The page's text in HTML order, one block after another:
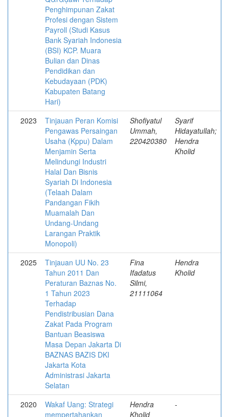
Penghimpunan Zakat
Profesi dengan Sistem
Payroll (Studi Kasus
Bank Syariah Indonesia
(BSI) KCP. Muara
Bulian dan Dinas
Pendidikan dan
Kebudayaan (PDK)
Kabupaten Batang
Hari)
2023
Tinjauan Peran Komisi
Pengawas Persaingan
Usaha (Kppu) Dalam
Menjamin Serta
Melindungi Industri
Halal Dan Bisnis
Syariah Di Indonesia
(Telaah Dalam
Pandangan Fikih
Muamalah Dan
Undang-Undang
Larangan Praktik
Monopoli)
Shofiyatul
Ummah,
220420380
Syarif
Hidayatullah;
Hendra
Kholid
2025
Tinjauan UU No. 23
Tahun 2011 Dan
Peraturan Baznas No.
1 Tahun 2023
Terhadap
Pendistribusian Dana
Zakat Pada Program
Bantuan Beasiswa
Masa Depan Jakarta Di
BAZNAS BAZIS DKI
Jakarta Kota
Administrasi Jakarta
Selatan
Fina
Ifadatus
Silmi,
21111064
Hendra
Kholid
2020
Wakaf Uang: Strategi
mempertahankan
Hendra
Kholid
-